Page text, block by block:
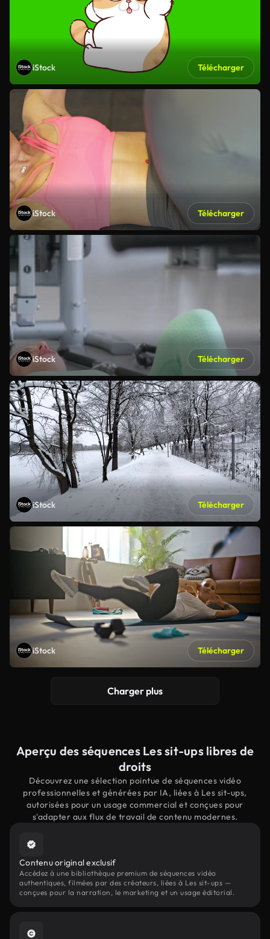
iStock Télécharger
iStock Télécharger
iStock Télécharger
iStock Télécharger
iStock Télécharger
Charger plus
Aperçu des séquences Les sit-ups libres de
droits
Découvrez une sélection pointue de séquences vidéo
professionnelles et générées par IA, liées à Les sit-ups,
autorisées pour un usage commercial et conçues pour
s'adapter aux flux de travail de contenu modernes.
Contenu original exclusif
Accédez à une bibliothèque premium de séquences vidéo
authentiques, filmées par des créateurs, liées à Les sit-ups —
conçues pour la narration, le marketing et un usage éditorial.